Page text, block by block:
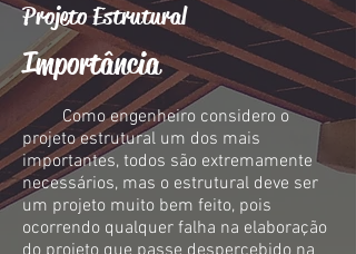
Projeto Estrutural
Importância
Como engenheiro considero o
projeto estrutural um dos mais
importantes, todos são extremamente
necessários, mas o estrutural deve ser
um projeto muito bem feito, pois
ocorrendo qualquer falha na elaboração